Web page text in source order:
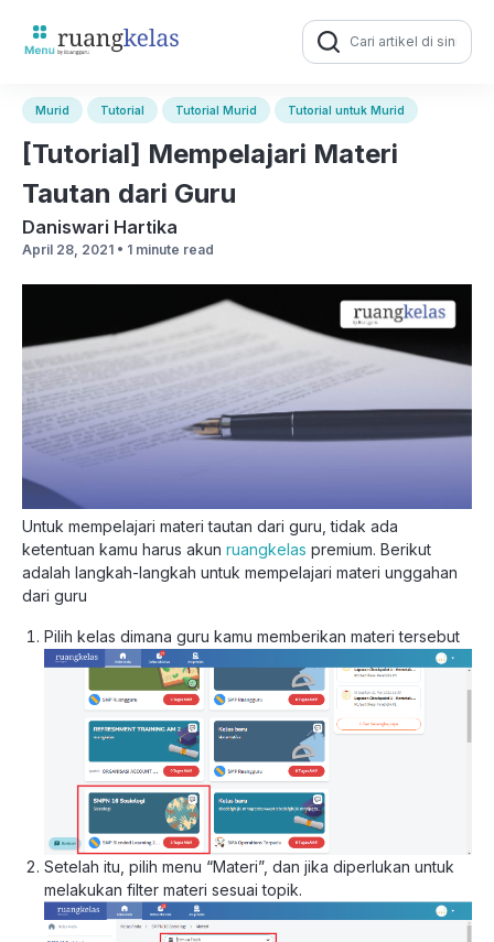
Search
for:
Murid Tutorial Tutorial Murid Tutorial untuk Murid
[Tutorial] Mempelajari Materi
Tautan dari Guru
Daniswari Hartika
April 28, 2021 • 1 minute read
Untuk mempelajari materi tautan dari guru, tidak ada
ketentuan kamu harus akun ruangkelas premium. Berikut
adalah langkah-langkah untuk mempelajari materi unggahan
dari guru
Pilih kelas dimana guru kamu memberikan materi tersebut
Setelah itu, pilih menu “Materi”, dan jika diperlukan untuk
melakukan filter materi sesuai topik.